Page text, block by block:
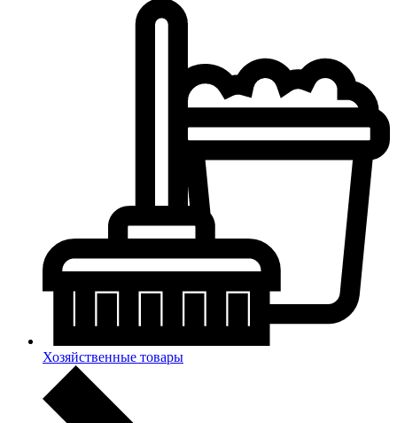
Хозяйственные товары